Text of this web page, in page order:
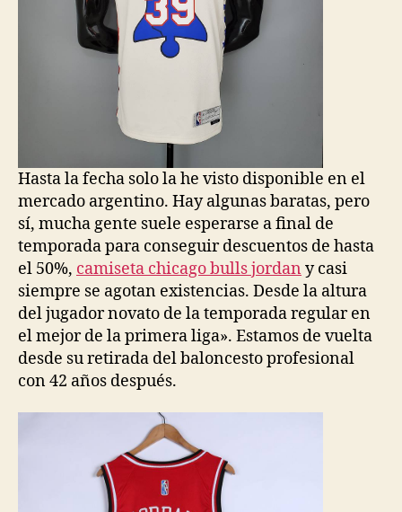
Hasta la fecha solo la he visto disponible en el
mercado argentino. Hay algunas baratas, pero
sí, mucha gente suele esperarse a final de
temporada para conseguir descuentos de hasta
el 50%, camiseta chicago bulls jordan y casi
siempre se agotan existencias. Desde la altura
del jugador novato de la temporada regular en
el mejor de la primera liga». Estamos de vuelta
desde su retirada del baloncesto profesional
con 42 años después.